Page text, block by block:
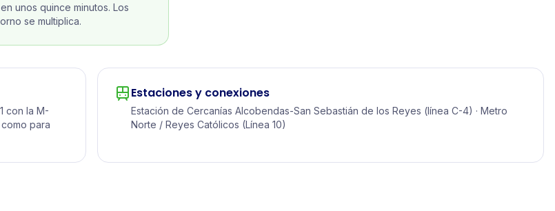
unos quince minutos. Los
se multiplica.
con la M-
para
Estaciones y conexiones
Estación de Cercanías Alcobendas-San Sebastián de los Reyes (línea C-4) · Metro
Norte / Reyes Católicos (Línea 10)